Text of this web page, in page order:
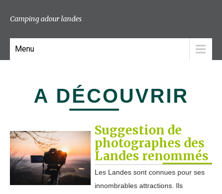
Camping adour landes
Menu
A DÉCOUVRIR
Suggestion de
photographes des
Landes renommés
Les Landes sont connues pour ses
innombrables attractions. Ils